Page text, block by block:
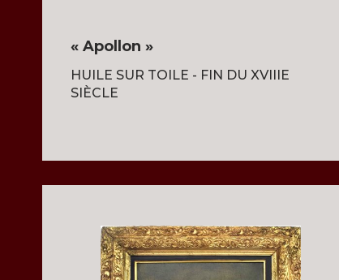
« Apollon »
HUILE SUR TOILE - FIN DU XVIIIE
SIÈCLE